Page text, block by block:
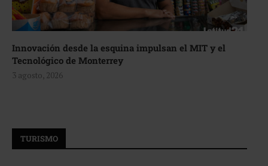
Innovación desde la esquina impulsan el MIT y el
Tecnológico de Monterrey
3 agosto, 2026
TURISMO